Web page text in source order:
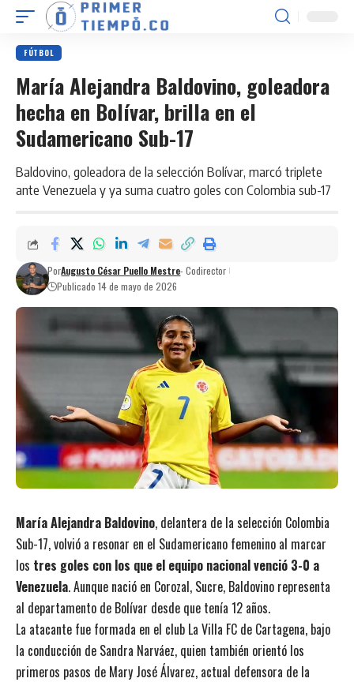
FÚTBOL
María Alejandra Baldovino, goleadora
hecha en Bolívar, brilla en el
Sudamericano Sub-17
Baldovino, goleadora de la selección Bolívar, marcó triplete
ante Venezuela y ya suma cuatro goles con Colombia sub-17
PorAugusto César Puello Mestre- Codirector
Publicado 14 de mayo de 2026
María Alejandra Baldovino, delantera de la selección Colombia
Sub-17, volvió a resonar en el Sudamericano femenino al marcar
los tres goles con los que el equipo nacional venció 3-0 a
Venezuela. Aunque nació en Corozal, Sucre, Baldovino representa
al departamento de Bolívar desde que tenía 12 años.
La atacante fue formada en el club La Villa FC de Cartagena, bajo
la conducción de Sandra Narváez, quien también orientó los
primeros pasos de Mary José Álvarez, actual defensora de la